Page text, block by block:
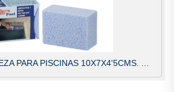
BLOQUE DE LIMPIEZA PARA PISCINAS 10X7X4'5CMS. AZMARK